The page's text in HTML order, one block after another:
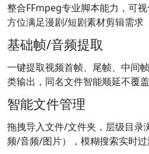
整合FFmpeg专业脚本能力，可
方位满足漫剧/短剧素材剪辑需求
基础帧/音频提取
一键提取视频首帧、尾帧、中间
类输出，同名文件智能顺延不覆盖
智能文件管理
拖拽导入文件/文件夹，层级目录
频/音频/图片），模糊搜索实时过